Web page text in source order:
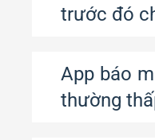
trước đó
App báo
thường